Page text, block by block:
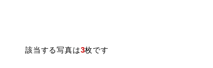
該当する写真は3枚です